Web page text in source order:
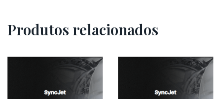
Produtos relacionados